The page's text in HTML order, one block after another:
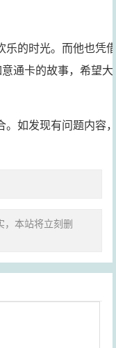
的时光。而他也凭借
通卡的故事，希望大
如发现有问题内容，
，本站将立刻删